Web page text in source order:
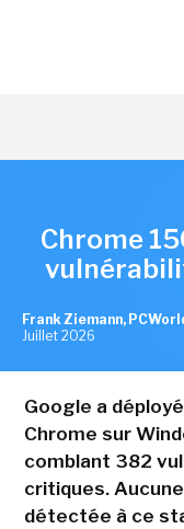
Chrome
Frank Ziemann,
Juillet 2026
Google a
Chrome sur
comblant 382
critiques.
détectée à ce